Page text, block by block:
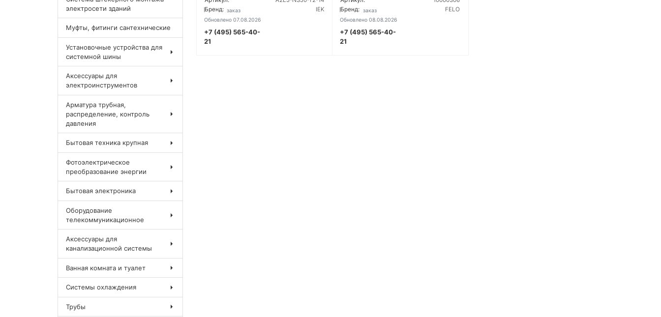
Бренд:
IEK
Под заказ
Обновлено 07.08.2026
+7 (495) 565-40-
21
Бренд:
FELO
Под заказ
Обновлено 08.08.2026
+7 (495) 565-40-
21
электросети зданий
Муфты, фитинги сантехнические
Установочные устройства для
системной шины
Аксессуары для
электроинструментов
Арматура трубная,
распределение, контроль
давления
Бытовая техника крупная
Фотоэлектрическое
преобразование энергии
Бытовая электроника
Оборудование
телекоммуникационное
Аксессуары для
канализационной системы
Ванная комната и туалет
Системы охлаждения
Трубы